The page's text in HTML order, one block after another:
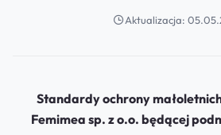
Aktualizacja:
Standardy ochrony
Femimea sp. z o.o. będącej